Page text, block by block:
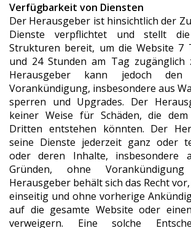
Verfügbarkeit von Diensten
Der Herausgeber ist hinsichtlich der
Dienste verpflichtet und stellt die
Strukturen bereit, um die Website 7
und 24 Stunden am Tag zugänglich
Herausgeber kann jedoch
Vorankündigung, insbesondere aus
sperren und Upgrades. Der
keiner Weise für Schäden, die
Dritten entstehen könnten. Der
seine Dienste jederzeit ganz oder
oder deren Inhalte, insbesondere
Gründen, ohne
Herausgeber behält sich das Recht
einseitig und ohne vorherige
auf die gesamte Website oder
verweigern. Eine solche